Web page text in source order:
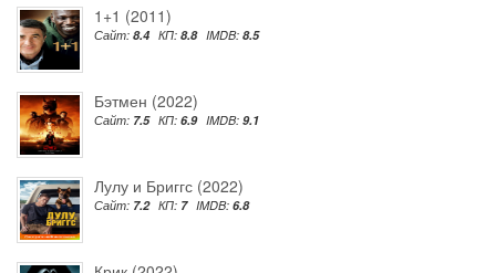
1+1 (2011)
Сайт: 8.4 КП: 8.8 IMDB: 8.5
Бэтмен (2022)
Сайт: 7.5 КП: 6.9 IMDB: 9.1
Лулу и Бриггс (2022)
Сайт: 7.2 КП: 7 IMDB: 6.8